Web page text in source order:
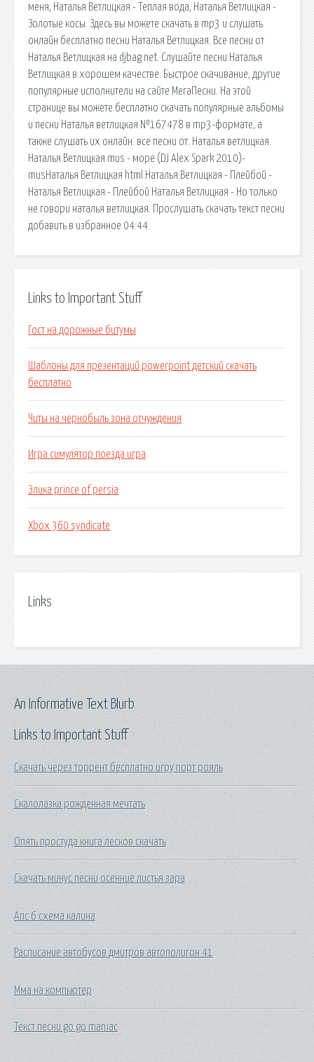
меня, Наталья Ветлицкая - Теплая вода, Наталья Ветлицкая -
Золотые косы. Здесь вы можете скачать в mp3 и слушать
онлайн бесплатно песни Наталья Ветлицкая. Все песни от
Наталья Ветлицкая на djbag.net. Слушайте песни Наталья
Ветлицкая в хорошем качестве. Быстрое скачивание, другие
популярные исполнители на сайте МегаПесни. На этой
странице вы можете бесплатно скачать популярные альбомы
и песни Наталья ветлицкая №167478 в mp3-формате, а
также слушать их онлайн. все песни от: Наталья ветлицкая.
Наталья Ветлицкая mus - море (DJ Alex Spark 2010)-
musНаталья Ветлицкая html Наталья Ветлицкая - Плейбой -
Наталья Ветлицкая - Плейбой Наталья Ветлицкая - Но только
не говори наталья ветлицкая. Прослушать скачать текст песни
добавить в избранное 04:44.
Links to Important Stuff
Гост на дорожные битумы
Шаблоны для презентаций powerpoint детский скачать
бесплатно
Читы на чернобыль зона отчуждения
Игра симулятор поезда игра
Элика prince of persia
Xbox 360 syndicate
Links
Links to Important Stuff
Скачать через торрент бесплатно игру порт рояль
Скалолазка рожденная мечтать
Опять простуда книга лесков скачать
Скачать минус песни осенние листья зара
Апс 6 схема калина
Расписание автобусов дмитров автополигон 41
Мма на компьютер
Текст песни go go maniac
An Informative Text Blurb